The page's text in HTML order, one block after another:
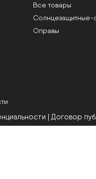
Все товары
Cолнцезащитные-
Оправы
| Договор